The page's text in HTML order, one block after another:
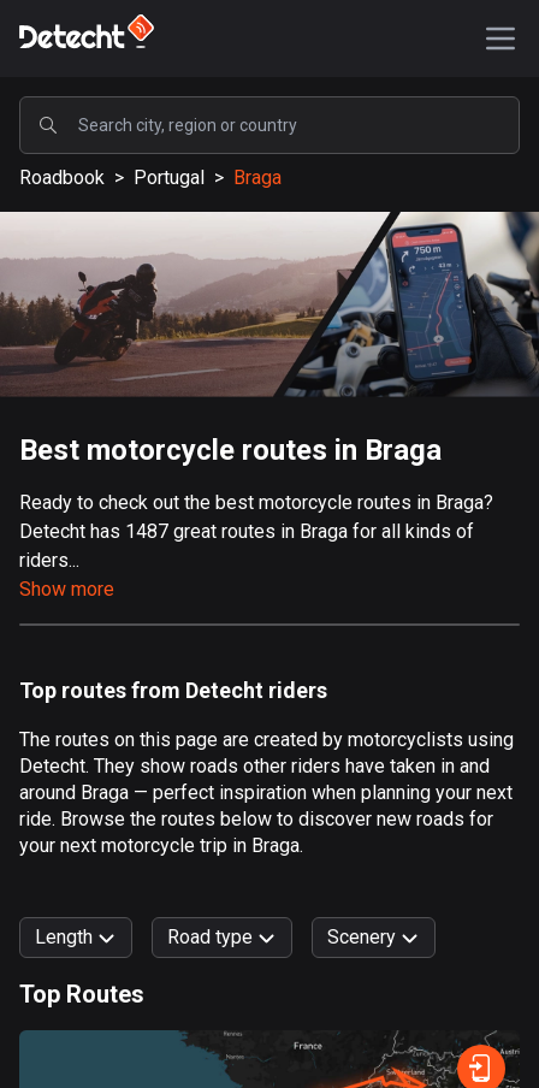
POPULAR
United States
588243 routes
Sweden
203797 routes
United Kingdom
115402 routes
9 routes
517 routes
182 routes
Algeria
175 routes
Andorra
62 routes
1 route
1 route
Roadbook > Portugal > Braga
Best motorcycle routes in Braga
Ready to check out the best motorcycle routes in Braga?
Detecht has 1487 great routes in Braga for all kinds of
riders...
Show more
Top routes from Detecht riders
The routes on this page are created by motorcyclists using
Detecht. They show roads other riders have taken in and
around Braga — perfect inspiration when planning your next
ride. Browse the routes below to discover new roads for
your next motorcycle trip in Braga.
Length Road type
Curvy
Scenery
Water Fields City
Top Routes